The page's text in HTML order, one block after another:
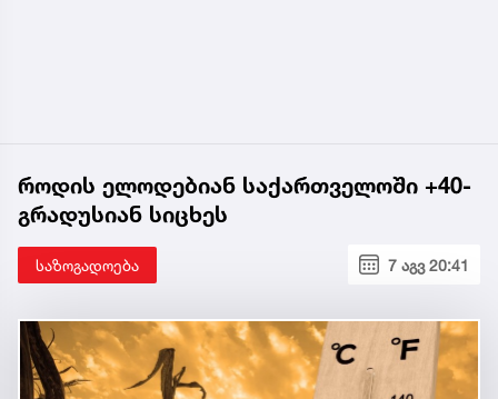
როდის ელოდებიან საქართველოში +40-
გრადუსიან სიცხეს
საზოგადოება 7 აგვ 20:41